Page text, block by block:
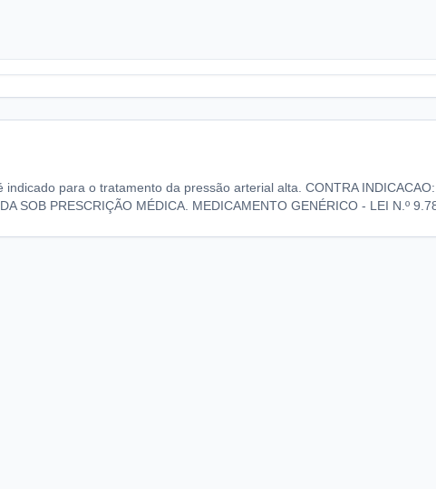
indicado para o tratamento da pressão arterial alta. CONTRA
SOB PRESCRIÇÃO MÉDICA. MEDICAMENTO GENÉRICO - LEI N.º